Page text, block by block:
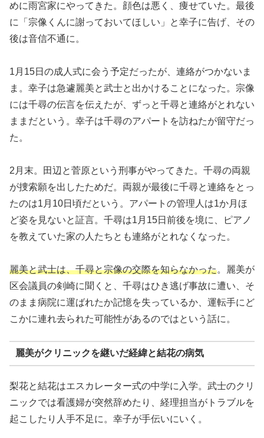
めに雨宮家にやってきた。顔色は悪く、痩せていた。最後
に「宗像くんに謝っておいてほしい」と幸子に告げ、その
後は音信不通に。
1月15日の成人式に会う予定だったが、連絡がつかないま
ま。幸子は急遽麗美と武士と出かけることになった。宗像
には千尋の伝言を伝えたが、ずっと千尋と連絡がとれない
ままだという。幸子は千尋のアパートを訪ねたが留守だっ
た。
2月末。田辺と菅原という刑事がやってきた。千尋の両親
が捜索願を出したためだ。両親が最後に千尋と連絡をとっ
たのは1月10日頃だという。アパートの管理人は1か月ほ
ど姿を見ないと証言。千尋は1月15日前後を境に、ピアノ
を教えていた家の人たちとも連絡がとれなくなった。
麗美と武士は、千尋と宗像の交際を知らなかった。麗美が
区会議員の剣崎に聞くと、千尋はひき逃げ事故に遭い、そ
のまま病院に運ばれたか記憶を失っているか、運転手にど
こかに連れ去られた可能性があるのではという話に。
麗美がクリニックを継いだ経緯と結花の病気
梨花と結花はエスカレーター式の中学に入学。武士のクリ
ニックでは看護婦が突然辞めたり、経理担当がトラブルを
起こしたり人手不足に。幸子が手伝いにいく。